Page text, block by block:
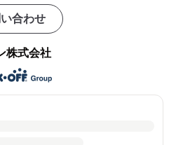
合わせ
株式会社